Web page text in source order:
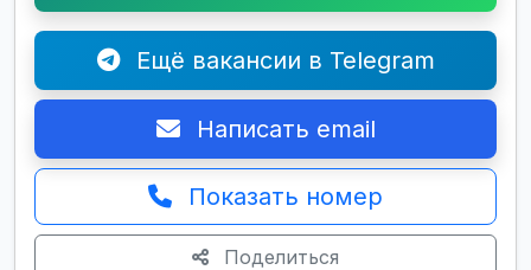
Ещё вакансии в Telegram
Написать email
Показать номер
Поделиться